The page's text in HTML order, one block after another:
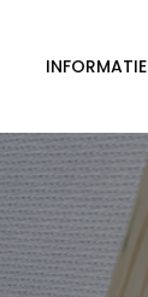
INFORMATIE